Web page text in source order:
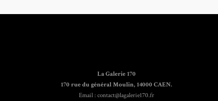
La Galerie 170
170 rue du général Moulin, 14000 CAEN.
Email : contact@lagalerie170.fr